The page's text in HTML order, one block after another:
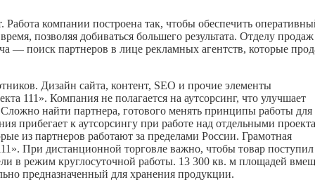
Работа компании построена так, чтобы обеспечить
позволяя добиваться большего результата. Отделу
— поиск партнеров в лице рекламных агентств, которые
Дизайн сайта, контент, SEO и прочие элементы
111». Компания не полагается на аутсорсинг, что улучшает
найти партнера, готового менять принципы работы для
прибегает к аутсорсингу при работе над отдельными
из партнеров работают за пределами России. Грамотная
При дистанционной торговле важно, чтобы товар поступил
в режим круглосуточной работы. 13 300 кв. м площадей
предназначенный для хранения продукции.